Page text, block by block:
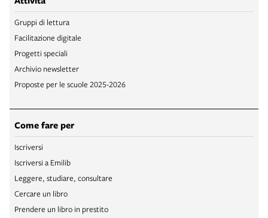
Gruppi di lettura
Facilitazione digitale
Progetti speciali
Archivio newsletter
Proposte per le scuole 2025-2026
Come fare per
Iscriversi
Iscriversi a Emilib
Leggere, studiare, consultare
Cercare un libro
Prendere un libro in prestito